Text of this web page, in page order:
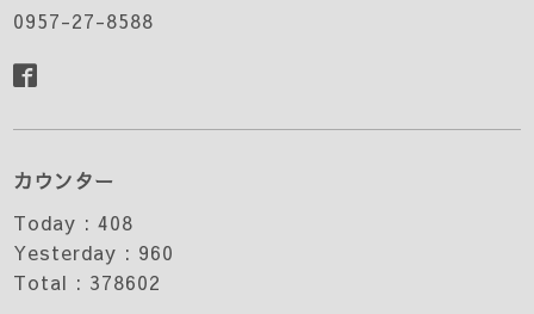
0957-27-8588
カウンター
Today :408
Yesterday : 960
Total : 378602